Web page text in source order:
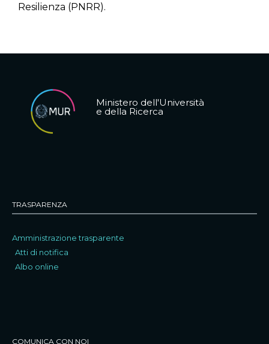
Resilienza (PNRR).
Ministero dell'Università
e della Ricerca
TRASPARENZA
Amministrazione trasparente
Atti di notifica
Albo online
COMUNICA CON NOI